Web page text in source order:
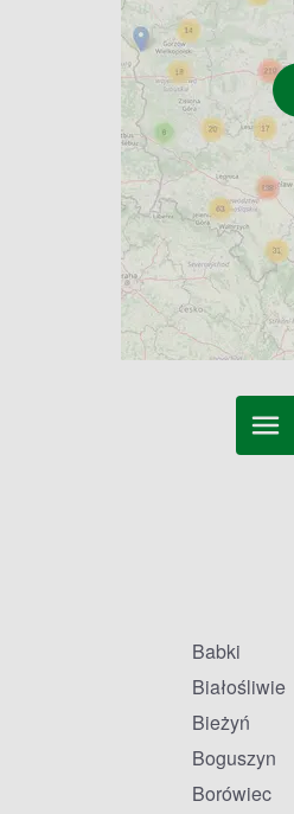
Babki
Białośliwie
Bieżyń
Boguszyn
Borówiec